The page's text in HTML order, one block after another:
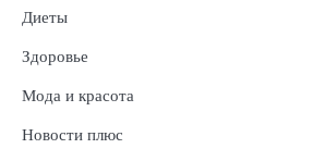
Диеты
Здоровье
Мода и красота
Новости плюс